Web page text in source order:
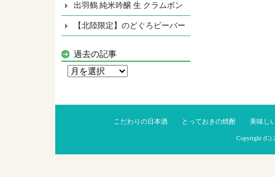
出羽鶴 純米吟醸 生 クラムボン
【北陸限定】のどぐろビーバー
過去の記事
こだわりの日本酒 とっておきの焼酎 美味し
Copyright (C)